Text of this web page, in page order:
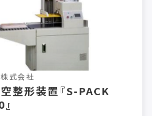
サ 2.2KW 床面積
高
重
梱
イズ
梱包重
式会社
整形装置『S-PACK